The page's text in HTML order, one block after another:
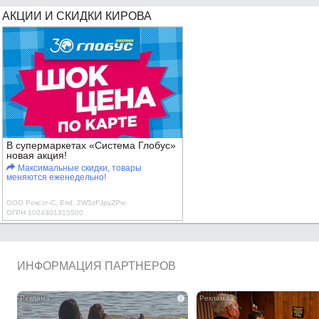
АКЦИИ И СКИДКИ КИРОВА
В супермаркетах «Система Глобус»
новая акция!
Максимальные скидки, товары
меняются еженедельно!
ООО Роксэт-С, Erid: 2W5zFJpyZPw
ОГРН 1024301315500
ИНФОРМАЦИЯ ПАРТНЕРОВ
i